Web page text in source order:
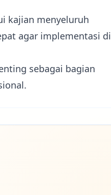
kajian menyeluruh
agar implementasi di
sebagai bagian